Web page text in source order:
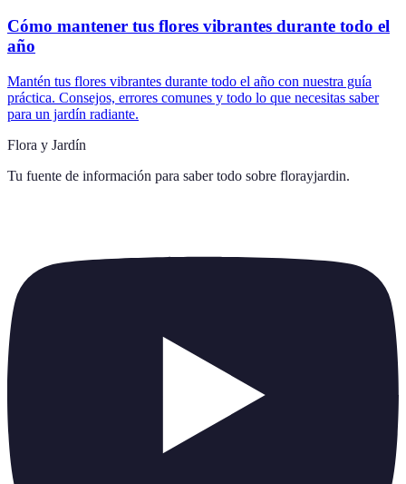
Cómo mantener tus flores vibrantes durante todo el
año
Mantén tus flores vibrantes durante todo el año con nuestra guía
práctica. Consejos, errores comunes y todo lo que necesitas saber
para un jardín radiante.
Flora y Jardín
Tu fuente de información para saber todo sobre florayjardin.